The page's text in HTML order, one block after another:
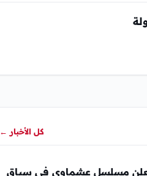
كل الأخبار ←
مسلسل عشماوي في سباق